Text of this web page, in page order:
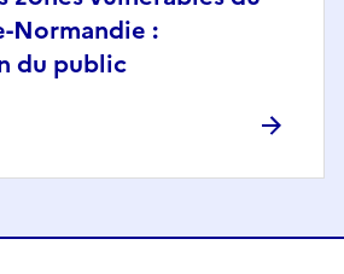
Normandie :
du public